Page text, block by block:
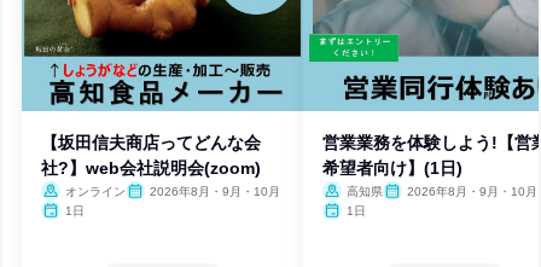
【坂田信夫商店ってどんな会
社?】web会社説明会(zoom)
オンライン
2026年8月・9月・10月
1日
営業業務を体験しよう!【営
希望者向け】(1日)
高知県
2026年8月・9月・10月
1日